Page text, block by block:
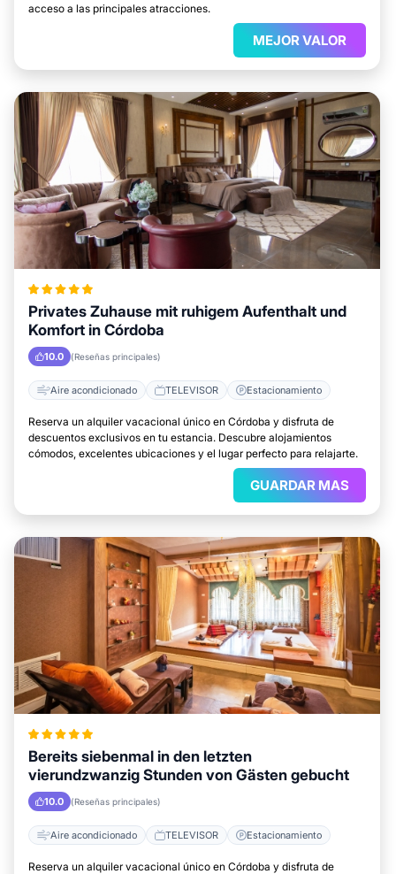
acceso a las principales atracciones.
MEJOR VALOR
Privates Zuhause mit ruhigem Aufenthalt und
Komfort in Córdoba
10.0 (Reseñas principales)
Aire acondicionado TELEVISOR Estacionamiento
Reserva un alquiler vacacional único en Córdoba y disfruta de
descuentos exclusivos en tu estancia. Descubre alojamientos
cómodos, excelentes ubicaciones y el lugar perfecto para relajarte.
GUARDAR MAS
Bereits siebenmal in den letzten
vierundzwanzig Stunden von Gästen gebucht
10.0 (Reseñas principales)
Aire acondicionado TELEVISOR Estacionamiento
Reserva un alquiler vacacional único en Córdoba y disfruta de